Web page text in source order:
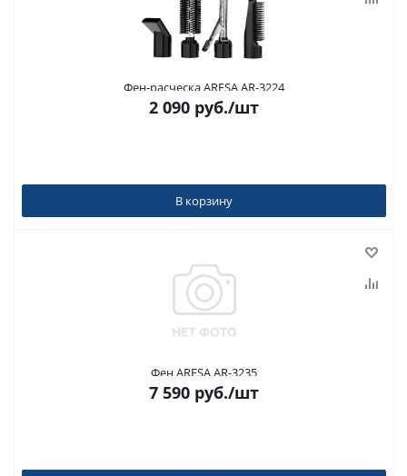
Фен-расческа ARESA AR-3224
2 090 руб./шт
В корзину
Фен ARESA AR-3235
7 590 руб./шт